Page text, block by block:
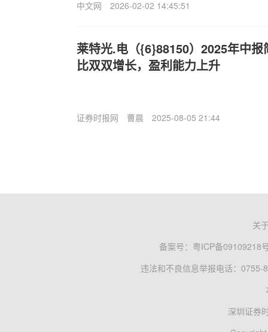
中文网 2026-02-02 14:45:51
莱特光.电（{6}88150）2025年中
比双双增长，盈利能力上升
证券时报网 曹晨 2025-08-05 21:44
关
备案号： 粤ICP备09109218
违法和不良信息举报电话：0755-
深圳证券